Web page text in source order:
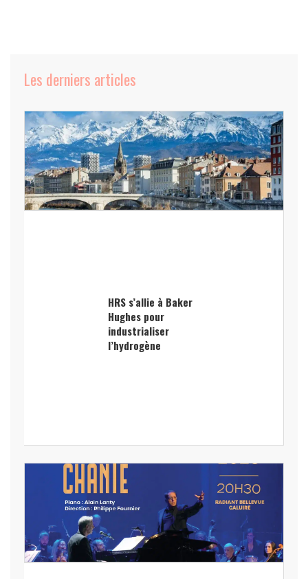
Les derniers articles
HRS s’allie à Baker
Hughes pour
industrialiser
l’hydrogène